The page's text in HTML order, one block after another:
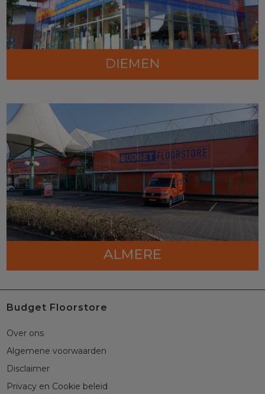
Budget Floorstore
Over ons
Algemene voorwaarden
Disclaimer
Privacy en Cookie beleid